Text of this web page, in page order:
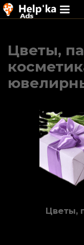
содержимому
Цветы,
Цветы,